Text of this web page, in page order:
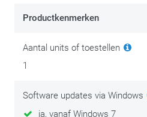
Batterijtype: Herlaadbare Li-Po
Overige eigenschappen
IP67 waterdicht
Productkenmerken
Aantal units of toestellen
1
Software updates via Windows
ja, vanaf Windows 7